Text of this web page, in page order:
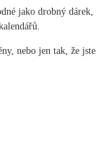
jako drobný dárek,
nebo jen tak, že jste